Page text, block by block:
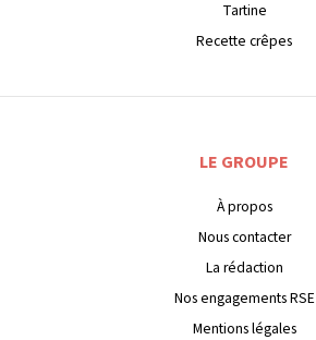
Tartine
Recette crêpes
LE GROUPE
À propos
Nous contacter
La rédaction
Nos engagements RSE
Mentions légales